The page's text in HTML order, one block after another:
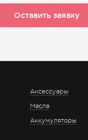
Оставить заявку
Аксессуары
Масла
Аккумуляторы